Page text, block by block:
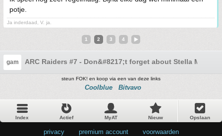
potje.
Ja inderdaad, V. ja.
1 2 3 4
gam ARC Raiders #7 - Don&#8217;t forget about Stella Montis
steun FOK! en koop via een van deze links
Coolblue Bitvavo
Index Actief MyAT Nieuw Opslaan
privacy premium account voorwaarden